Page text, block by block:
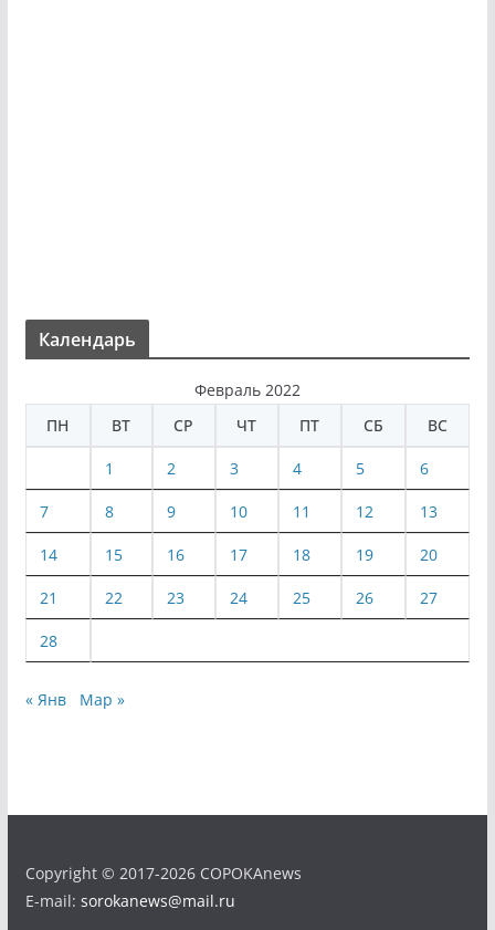
Календарь
Февраль 2022
ПН
ВТ СР ЧТ ПТ СБ ВС
1 2 3 4 5 6
7 8 9 10 11 12 13
14 15 16 17 18 19 20
21 22 23 24 25 26 27
28
« Янв Мар »
Copyright © 2017-2026 COPOKAnews
E-mail: sorokanews@mail.ru